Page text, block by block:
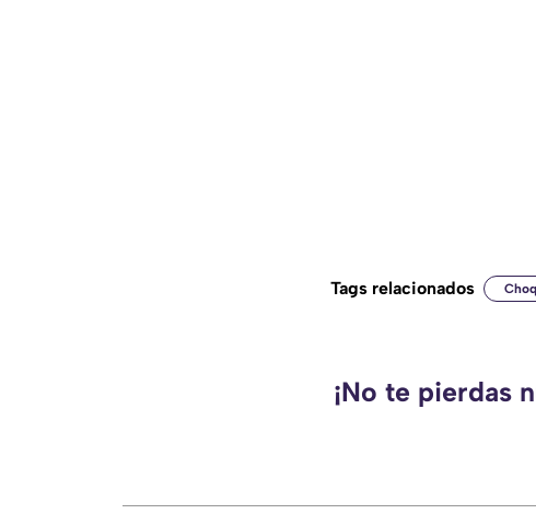
Tags relacionados
¡No te pierdas